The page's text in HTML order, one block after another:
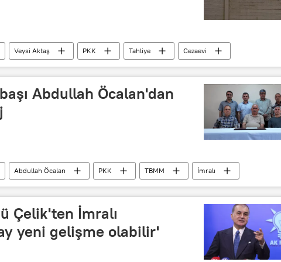
Veysi Aktaş PKK Tahliye Cezaevi
Abdullah Öcalan'dan
Abdullah Öcalan PKK TBMM İmralı
Çelik'ten İmralı
yeni gelişme olabilir'